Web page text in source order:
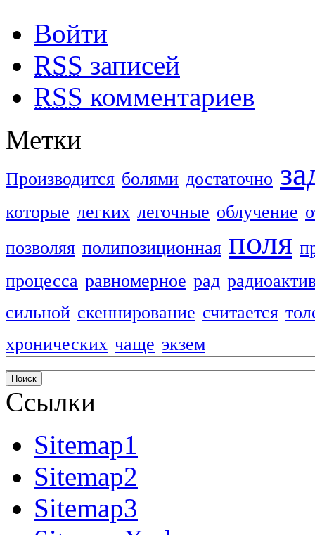
Войти
RSS записей
RSS комментариев
Метки
Производится болями достаточно
которые легких легочные облучение
позволяя полипозиционная поля
процесса равномерное рад
сильной скеннирование считается
хронических чаще экзем
Ссылки
Sitemap1
Sitemap2
Sitemap3